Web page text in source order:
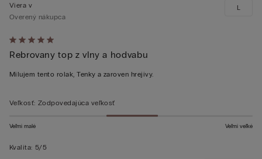
Hodnotenie:
5
z 5
Viera v
Overený nákupca
Rebrovany top z vlny a hodvabu
Milujem tento rolak, Tenky a zaroven hrejivy.
L
Veľkosť: Zodpovedajúca veľkosť
Veľmi malé Veľmi veľké
Kvalita: 5/5